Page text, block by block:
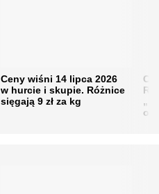
Ceny wiśni 14 lipca 2026
w hurcie i skupie. Różnice
sięgają 9 zł za kg